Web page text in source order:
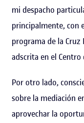
mi despacho
principalmente, con
programa de la
adscrita en el Centro
Por otro lado,
sobre la mediación
aprovechar la